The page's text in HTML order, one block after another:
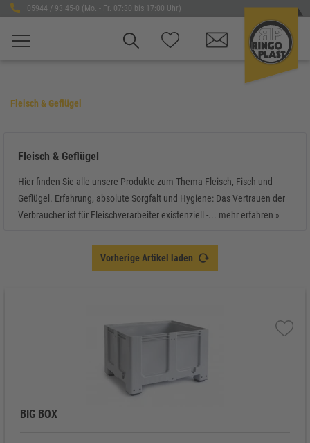
05944 / 93 45-0 (Mo. - Fr. 07:30 bis 17:00 Uhr)
Fleisch & Geflügel
Fleisch & Geflügel
Hier finden Sie alle unsere Produkte zum Thema Fleisch, Fisch und
Geflügel. Erfahrung, absolute Sorgfalt und Hygiene: Das Vertrauen der
Verbraucher ist für Fleischverarbeiter existenziell -... mehr erfahren »
Vorherige Artikel laden
BIG BOX